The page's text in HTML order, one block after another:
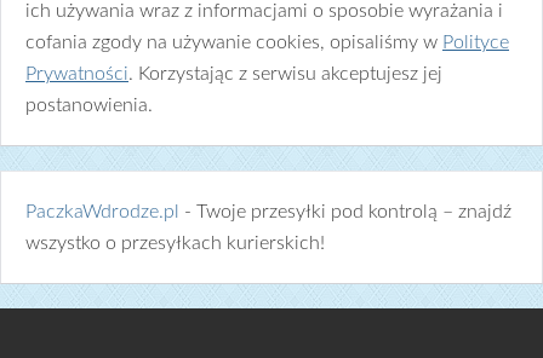
ich używania wraz z informacjami o sposobie wyrażania i
cofania zgody na używanie cookies, opisaliśmy w Polityce
Prywatności. Korzystając z serwisu akceptujesz jej
postanowienia.
PaczkaWdrodze.pl
- Twoje przesyłki pod kontrolą – znajdź
wszystko o przesyłkach kurierskich!